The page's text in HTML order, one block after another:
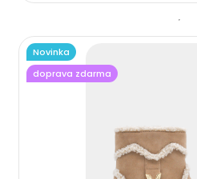
Novinka
doprava zdarma